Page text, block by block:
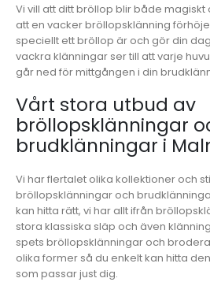
Vi vill att ditt bröllop blir både
att en vacker bröllopsklänning
speciellt ett bröllop är och gör din
vackra klänningar ser till att varje
går ned för mittgången i din
Vårt stora utbud av
bröllopsklänningar
brudklänningar i
Vi har flertalet olika kollektioner och
bröllopsklänningar och
kan hitta rätt, vi har allt ifrån
stora klassiska släp och även
spets bröllopsklänningar och
olika former så du enkelt kan hitta
som passar just dig.